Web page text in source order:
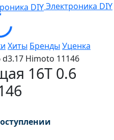
Электроника DIY
Хиты Бренды Уценка
16T 0.6